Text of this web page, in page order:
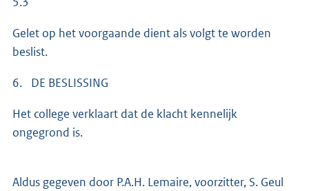
Gelet op het voorgaande dient als volgt te worden
beslist.
6. DE BESLISSING
Het college verklaart dat de klacht kennelijk
ongegrond is.
Aldus gegeven door P.A.H. Lemaire, voorzitter, S. Geul